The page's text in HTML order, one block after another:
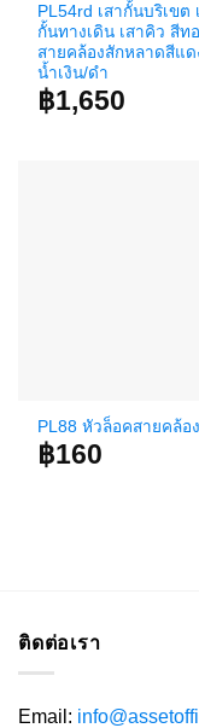
PL54rd เสากั้นบริเขต
กั้นทางเดิน เสาคิว สีท
สายคล้องสักหลาดสีแด
น้ำเงิน/ดำ
฿1,650
PL88 หัวล็อคสายคล้อง
฿160
ติดต่อเรา
Email: